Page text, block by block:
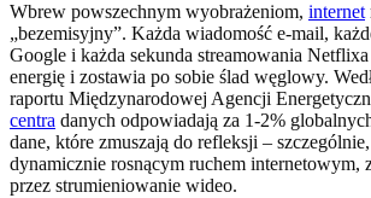
Wbrew powszechnym wyobrażeniom, internet
„bezemisyjny”. Każda wiadomość e-mail,
Google i każda sekunda streamowania Netflixa
energię i zostawia po sobie ślad węglowy.
raportu Międzynarodowej Agencji
centra danych odpowiadają za 1-2%
dane, które zmuszają do refleksji –
dynamicznie rosnącym ruchem internetowym,
przez strumieniowanie wideo.